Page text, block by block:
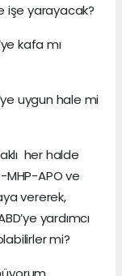
işe yarayacak?
kafa mı
uygun hale mi
her halde
MHP-APO ve
vererek,
yardımcı
mi?